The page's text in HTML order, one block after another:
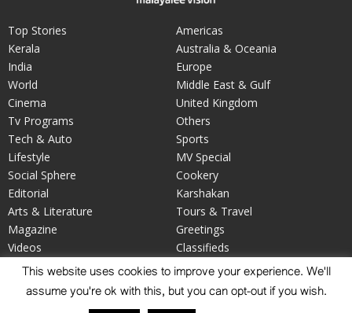
Top Stories
Kerala
India
World
Cinema
Tv Programs
Tech & Auto
Americas
Australia & Oceania
Europe
Middle East & Gulf
United Kingdom
Others
Sports
Lifestyle
Social Sphere
Editorial
Arts & Literature
Magazine
Videos
Your Say
MV Special
Cookery
Karshakan
Tours & Travel
Greetings
Classifieds
Obituary
This website uses cookies to improve your experience. We'll
assume you're ok with this, but you can opt-out if you wish.